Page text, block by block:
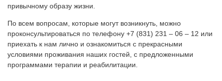
привычному образу жизни.
По всем вопросам, которые могут возникнуть, можно
проконсультироваться по телефону +7 (831) 231 – 06 – 12 или
приехать к нам лично и ознакомиться с прекрасными
условиями проживания наших гостей, с предложенными
программами терапии и реабилитации.